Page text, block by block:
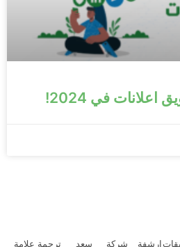
في 2024!
ارشفة شركة سعد ترجمة علامة